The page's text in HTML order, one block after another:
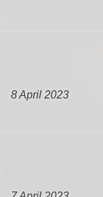
8 April 2023